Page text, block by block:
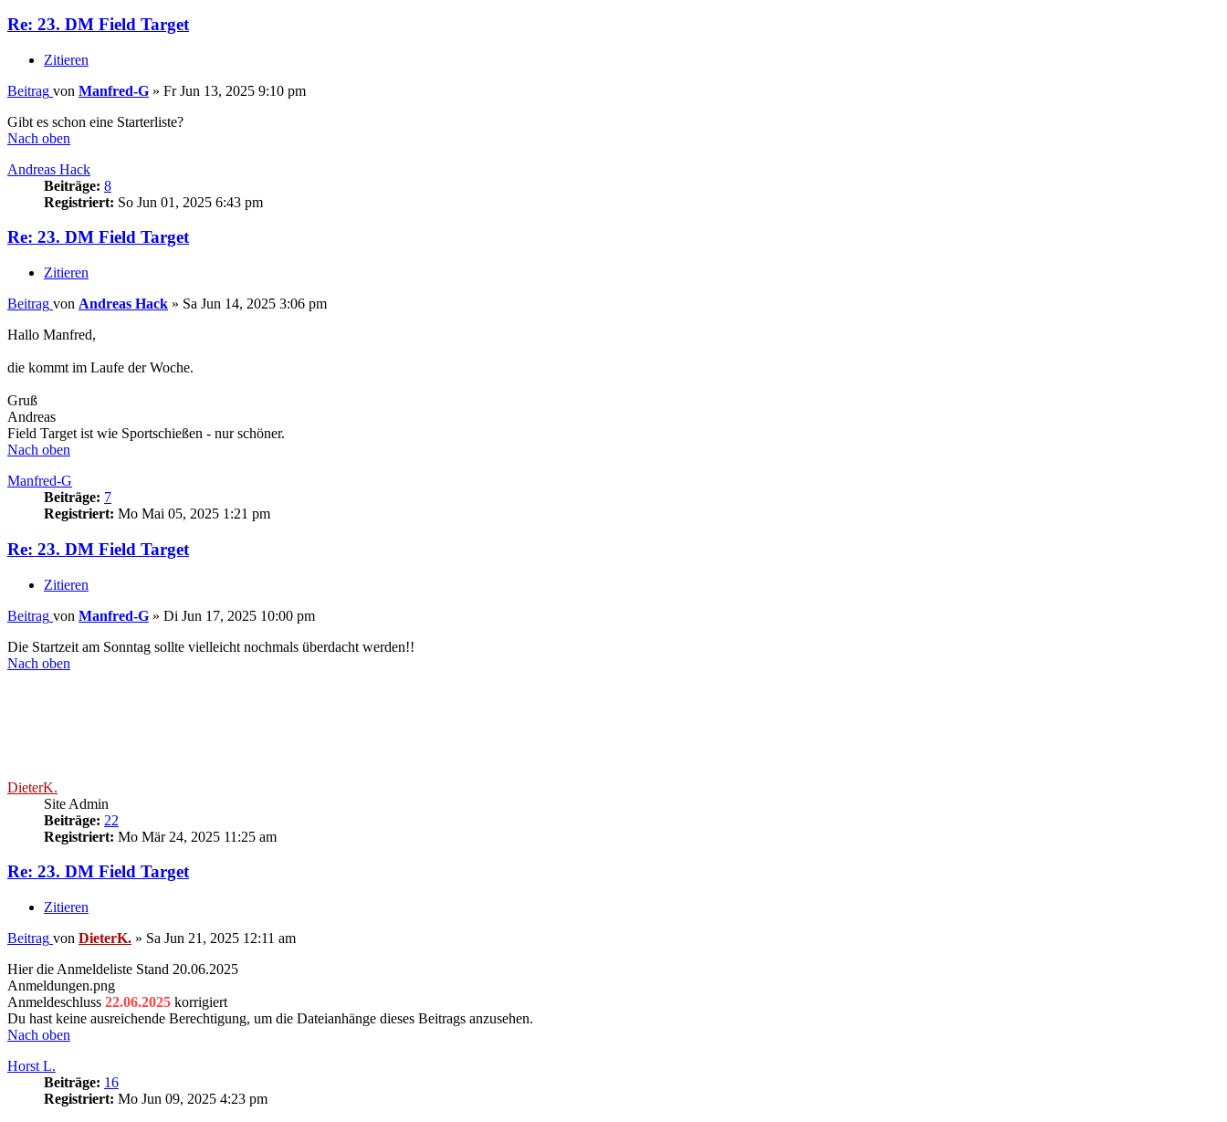
Re: 23. DM Field Target
Zitieren
Beitrag von Manfred-G » Fr Jun 13, 2025 9:10 pm
Gibt es schon eine Starterliste?
Nach oben
Andreas Hack
Beiträge: 8
Registriert: So Jun 01, 2025 6:43 pm
Re: 23. DM Field Target
Zitieren
Beitrag von Andreas Hack » Sa Jun 14, 2025 3:06 pm
Hallo Manfred,
die kommt im Laufe der Woche.
Gruß
Andreas
Field Target ist wie Sportschießen - nur schöner.
Nach oben
Manfred-G
Beiträge: 7
Registriert: Mo Mai 05, 2025 1:21 pm
Re: 23. DM Field Target
Zitieren
Beitrag von Manfred-G » Di Jun 17, 2025 10:00 pm
Die Startzeit am Sonntag sollte vielleicht nochmals überdacht werden!!
Nach oben
DieterK.
Site Admin
Beiträge: 22
Registriert: Mo Mär 24, 2025 11:25 am
Re: 23. DM Field Target
Zitieren
Beitrag von DieterK. » Sa Jun 21, 2025 12:11 am
Hier die Anmeldeliste Stand 20.06.2025
Anmeldungen.png
Anmeldeschluss 22.06.2025 korrigiert
Du hast keine ausreichende Berechtigung, um die Dateianhänge dieses Beitrags anzusehen.
Nach oben
Horst L.
Beiträge: 16
Registriert: Mo Jun 09, 2025 4:23 pm